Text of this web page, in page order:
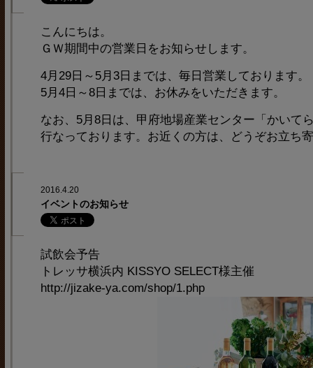
こんにちは。
ＧＷ期間中の営業日をお知らせします。
4月29日～5月3日までは、毎日営業しております。
5月4日～8日までは、お休みをいただきます。
なお、5月8日は、甲府地場産業センター「かいて
行なっております。お近くの方は、どうぞお立ち
2016.4.20
イベントのお知らせ
試飲会予告
トレッサ横浜内 KISSYO SELECT様主催
http://jizake-ya.com/shop/1.php